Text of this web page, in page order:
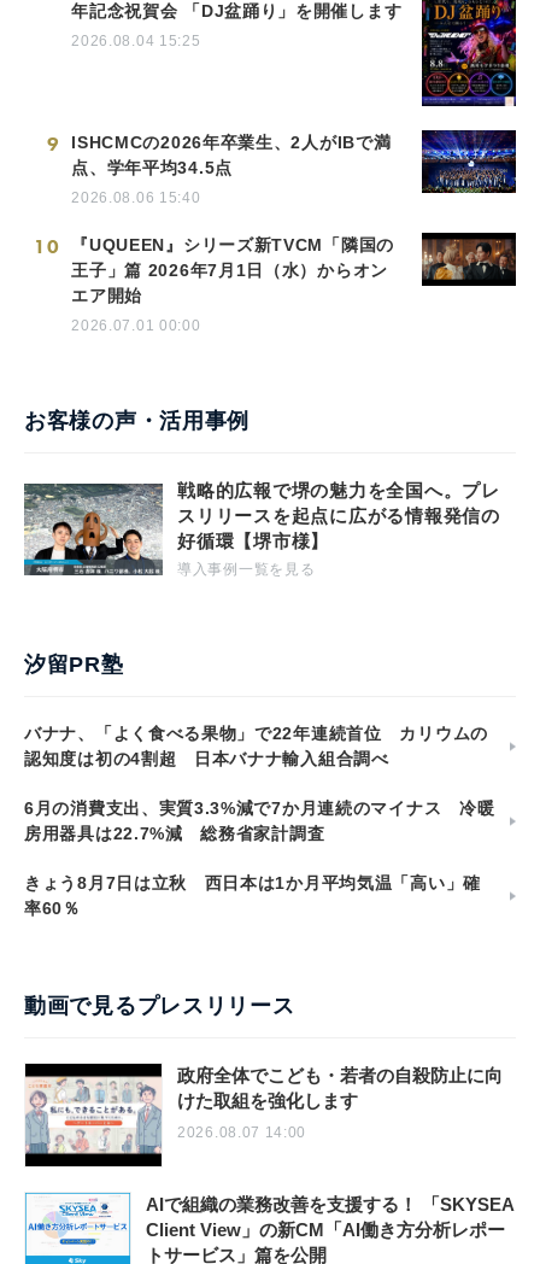
年記念祝賀会 「DJ盆踊り」を開催します
2026.08.04 15:25
9
ISHCMCの2026年卒業生、2人がIBで満
点、学年平均34.5点
2026.08.06 15:40
10
『UQUEEN』シリーズ新TVCM「隣国の
王子」篇 2026年7月1日（水）からオン
エア開始
2026.07.01 00:00
お客様の声・活用事例
戦略的広報で堺の魅力を全国へ。プレ
スリリースを起点に広がる情報発信の
好循環【堺市様】
導入事例一覧を見る
汐留PR塾
バナナ、「よく食べる果物」で22年連続首位 カリウムの
認知度は初の4割超 日本バナナ輸入組合調べ
6月の消費支出、実質3.3%減で7か月連続のマイナス 冷暖
房用器具は22.7%減 総務省家計調査
きょう8月7日は立秋 西日本は1か月平均気温「高い」確
率60％
動画で見るプレスリリース
政府全体でこども・若者の自殺防止に向
けた取組を強化します
2026.08.07 14:00
AIで組織の業務改善を支援する！ 「SKYSEA
Client View」の新CM「AI働き方分析レポー
トサービス」篇を公開